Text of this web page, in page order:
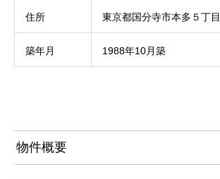
住所 東京都国分寺市本多５丁
築年月 1988年10月築
物件概要